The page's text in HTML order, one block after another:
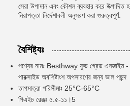
সেরা উপাদান এবং কৌশল ব্যবহার করে উত্পাদিত
নিরাপত্তা নির্দেশাবলী অনুসরণ করা গুরুত্বপূর্ণ.
বৈশিষ্ট্যঃ
পণ্যের নামঃ Besthway ফুড গ্রেড এনজাইম -
পারক্সাইড অবশিষ্টাংশ অপসারণের জন্য ভাল পছন্দ
তাপমাত্রা পরিসীমাঃ 25°C-65°C
পিএইচ রেঞ্জঃ ৫.৫-১১।5